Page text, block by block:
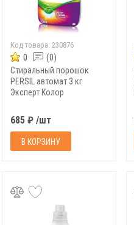
Код товара: 230876
0 (0)
Стиральный порошок
PERSIL автомат 3 кг
Эксперт Колор
685 ₽ /шт
В КОРЗИНУ